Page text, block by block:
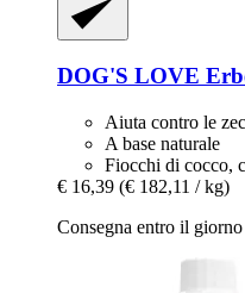
DOG'S LOVE
Aiuta contro le
A base naturale
Fiocchi di cocco,
€ 16,39 (€ 182,11 / kg)
Consegna entro il